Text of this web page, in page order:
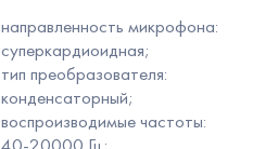
направленность микрофона:
суперкардиоидная;
тип преобразователя:
конденсаторный;
воспроизводимые частоты: